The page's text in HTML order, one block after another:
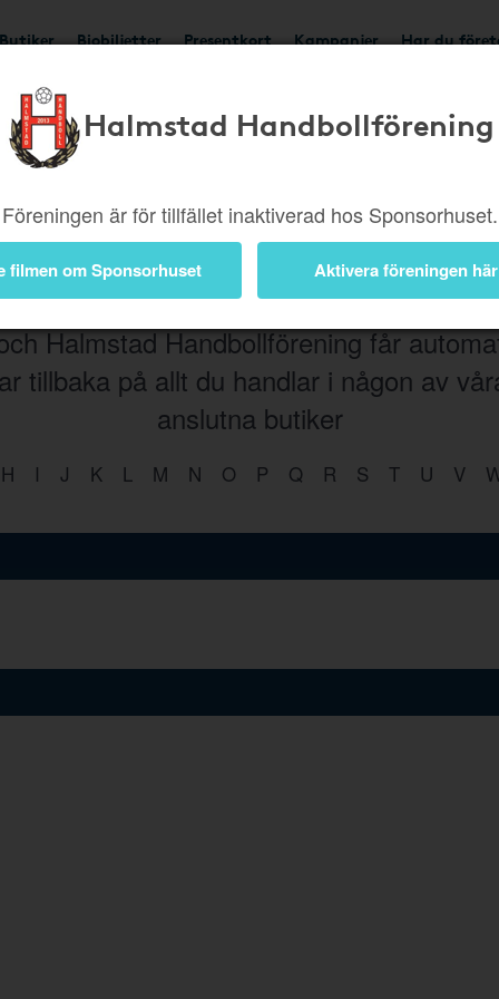
Butiker Biobiljetter Presentkort Kampanjer Har du
Halmstad Handbollförening
Föreningen är för tillfället inaktiverad hos Sponsorhuset.
filmen om Sponsorhuset Aktivera föreningen här
Film
Halmstad Handbollförening får
tillbaka på allt du handlar i någon av
anslutna butiker
H I J K L M N O P Q R S T U V